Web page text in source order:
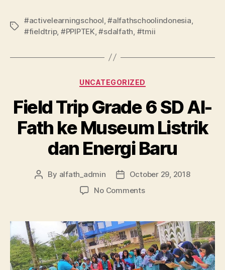
#activelearningschool ,#alfathschoolindonesia
#fieldtrip, #PPIPTEK ,#sdalfath #tmii
UNCATEGORIZED
Field Trip Grade 6 SD Al-
Fath ke Museum Listrik
dan Energi Baru
By alfath_admin
October 29, 2018
No Comments